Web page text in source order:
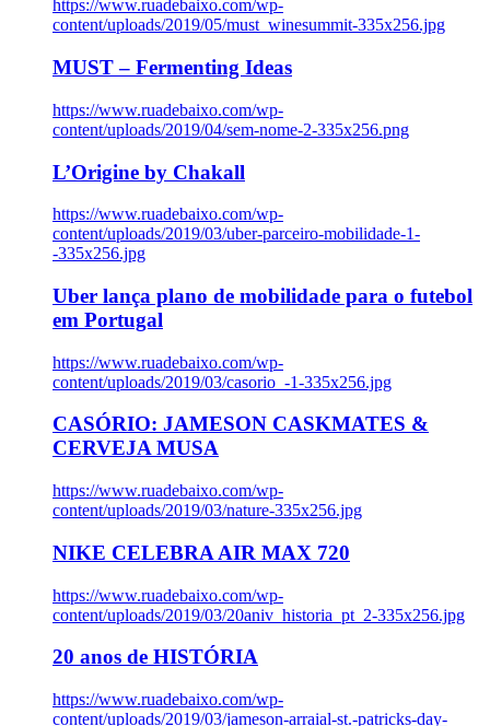
https://www.ruadebaixo.com/wp-
content/uploads/2019/05/must_winesummit-335x256.jpg
MUST – Fermenting Ideas
https://www.ruadebaixo.com/wp-
content/uploads/2019/04/sem-nome-2-335x256.png
L’Origine by Chakall
https://www.ruadebaixo.com/wp-
content/uploads/2019/03/uber-parceiro-mobilidade-1-
-335x256.jpg
Uber lança plano de mobilidade para o futebol
em Portugal
https://www.ruadebaixo.com/wp-
content/uploads/2019/03/casorio_-1-335x256.jpg
CASÓRIO: JAMESON CASKMATES &
CERVEJA MUSA
https://www.ruadebaixo.com/wp-
content/uploads/2019/03/nature-335x256.jpg
NIKE CELEBRA AIR MAX 720
https://www.ruadebaixo.com/wp-
content/uploads/2019/03/20aniv_historia_pt_2-335x256.jpg
20 anos de HISTÓRIA
https://www.ruadebaixo.com/wp-
content/uploads/2019/03/jameson-arraial-st.-patricks-day-